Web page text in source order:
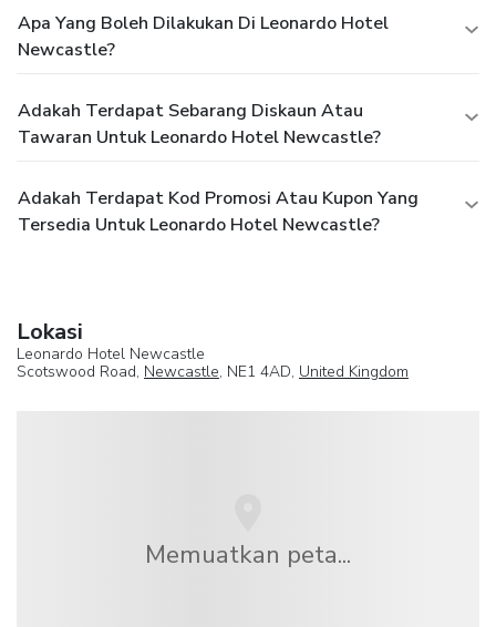
Apa Yang Boleh Dilakukan Di Leonardo Hotel
Newcastle?
Adakah Terdapat Sebarang Diskaun Atau
Tawaran Untuk Leonardo Hotel Newcastle?
Adakah Terdapat Kod Promosi Atau Kupon Yang
Tersedia Untuk Leonardo Hotel Newcastle?
Lokasi
Leonardo Hotel Newcastle
Scotswood Road, Newcastle, NE1 4AD, United Kingdom
Memuatkan peta...